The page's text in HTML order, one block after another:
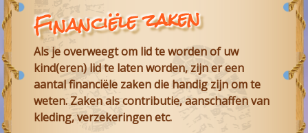
Financiële zaken
Als je overweegt om lid te worden of uw
kind(eren) lid te laten worden, zijn er een
aantal financiële zaken die handig zijn om te
weten. Zaken als contributie, aanschaffen van
kleding, verzekeringen etc.